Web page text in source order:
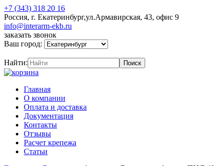
+7 (343) 318 20 16
Россия, г. Екатеринбург,ул.Армавирская, 43, офис 9
info@interarm-ekb.ru
заказать звонок
Ваш город:
Найти:
Главная
О компании
Оплата и доставка
Документация
Контакты
Отзывы
Расчет крепежа
Статьи